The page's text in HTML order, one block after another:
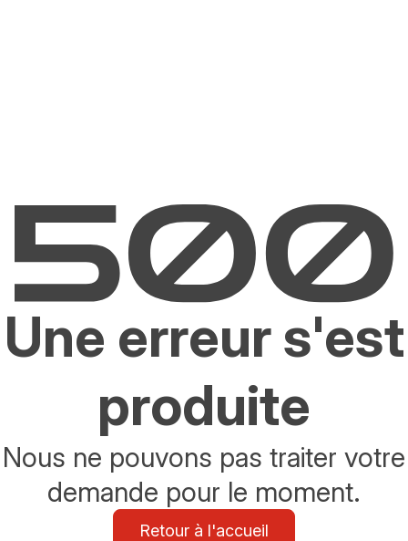
Une erreur s'est
produite
Nous ne pouvons pas traiter votre
demande pour le moment.
Retour à l'accueil